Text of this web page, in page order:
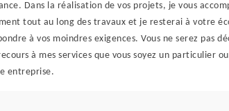
Dans la réalisation de vos projets, je vous
tout au long des travaux et je resterai à votre
à vos moindres exigences. Vous ne serez pas
à mes services que vous soyez un particulier
entreprise.